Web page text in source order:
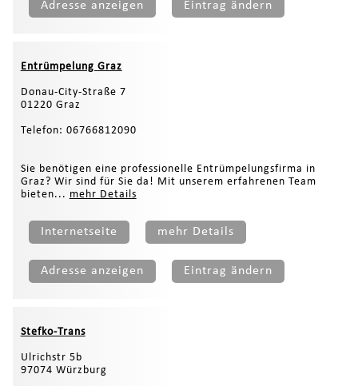
Adresse anzeigen Eintrag ändern
Entrümpelung Graz
Donau-City-Straße 7
01220 Graz
Telefon: 06766812090
Sie benötigen eine professionelle Entrümpelungsfirma in
Graz? Wir sind für Sie da! Mit unserem erfahrenen Team
bieten... mehr Details
Internetseite mehr Details
Adresse anzeigen Eintrag ändern
Stefko-Trans
Ulrichstr 5b
97074 Würzburg